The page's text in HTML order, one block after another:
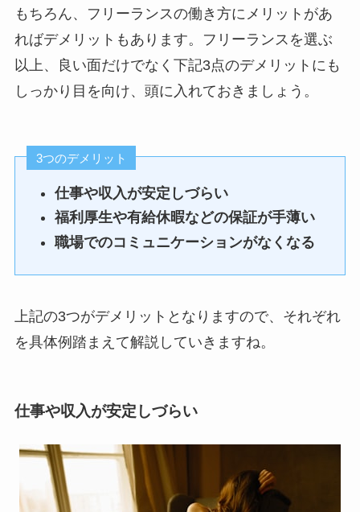
もちろん、フリーランスの働き方にメリットがあ
ればデメリットもあります。フリーランスを選ぶ
以上、良い面だけでなく下記3点のデメリットにも
しっかり目を向け、頭に入れておきましょう。
3つのデメリット
仕事や収入が安定しづらい
福利厚生や有給休暇などの保証が手薄い
職場でのコミュニケーションがなくなる
上記の3つがデメリットとなりますので、それぞれ
を具体例踏まえて解説していきますね。
仕事や収入が安定しづらい